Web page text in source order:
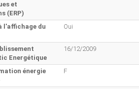
et
(ERP)
l'affichage du
Oui
Energétique
16/12/2009
énergie
F